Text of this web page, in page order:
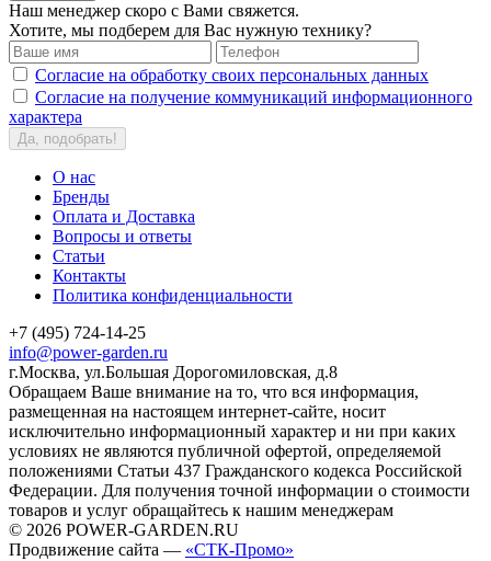
Наш менеджер скоро с Вами свяжется.
Хотите, мы подберем для Вас нужную технику?
Согласие на обработку своих персональных данных
Согласие на получение коммуникаций информационного
характера
Да, подобрать!
О нас
Бренды
Оплата и Доставка
Вопросы и ответы
Статьи
Контакты
Политика конфиденциальности
+7 (495) 724-14-25
info@power-garden.ru
г.Москва, ул.Большая Дорогомиловская, д.8
Обращаем Ваше внимание на то, что вся информация,
размещенная на настоящем интернет-сайте, носит
исключительно информационный характер и ни при каких
условиях не являются публичной офертой, определяемой
положениями Статьи 437 Гражданского кодекса Российской
Федерации. Для получения точной информации о стоимости
товаров и услуг обращайтесь к нашим менеджерам
© 2026 POWER-GARDEN.RU
Продвижение сайта — «СТК-Промо»